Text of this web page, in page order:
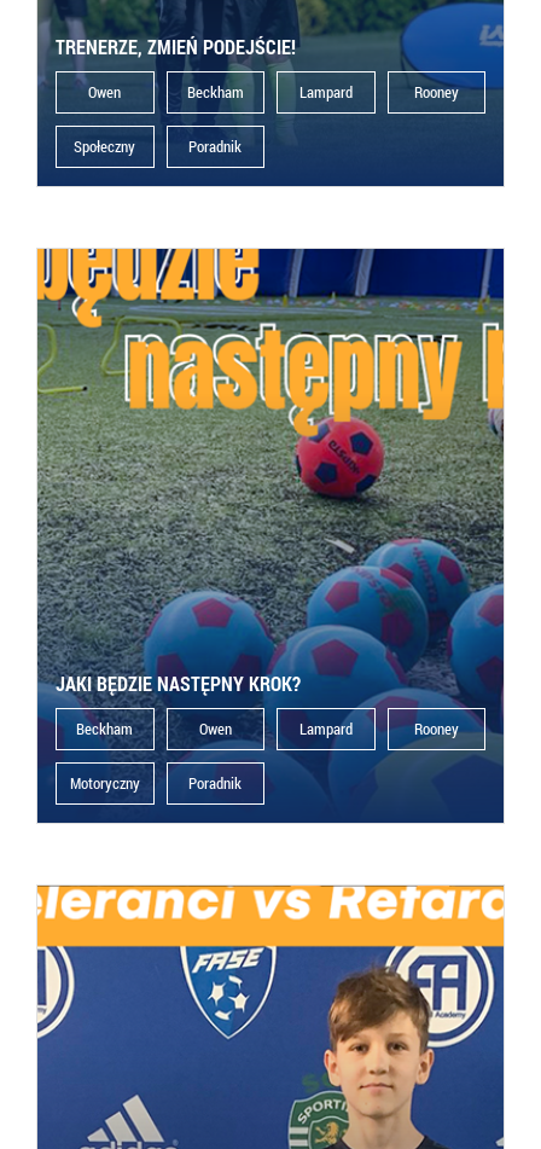
TRENERZE, ZMIEŃ PODEJŚCIE!
Owen Beckham Lampard Rooney
Społeczny Poradnik
JAKI BĘDZIE NASTĘPNY KROK?
Beckham Owen Lampard Rooney
Motoryczny Poradnik